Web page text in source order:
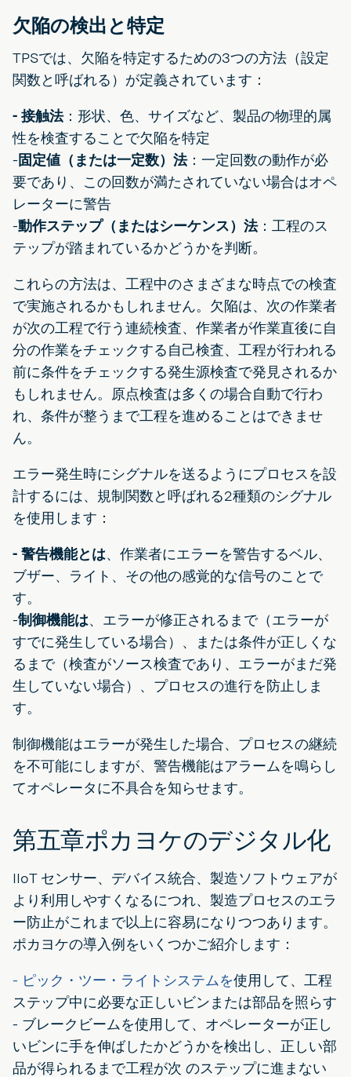
欠陥の検出と特定
TPSでは、欠陥を特定するための3つの方法（設定
関数と呼ばれる）が定義されています：
- 接触法：形状、色、サイズなど、製品の物理的属
性を検査することで欠陥を特定
-固定値（または一定数）法：一定回数の動作が必
要であり、この回数が満たされていない場合はオペ
レーターに警告
-動作ステップ（またはシーケンス）法：工程のス
テップが踏まれているかどうかを判断。
これらの方法は、工程中のさまざまな時点での検査
で実施されるかもしれません。欠陥は、次の作業者
が次の工程で行う連続検査、作業者が作業直後に自
分の作業をチェックする自己検査、工程が行われる
前に条件をチェックする発生源検査で発見されるか
もしれません。原点検査は多くの場合自動で行わ
れ、条件が整うまで工程を進めることはできませ
ん。
エラー発生時にシグナルを送るようにプロセスを設
計するには、規制関数と呼ばれる2種類のシグナル
を使用します：
- 警告機能とは、作業者にエラーを警告するベル、
ブザー、ライト、その他の感覚的な信号のことで
す。
-制御機能は、エラーが修正されるまで（エラーが
すでに発生している場合）、または条件が正しくな
るまで（検査がソース検査であり、エラーがまだ発
生していない場合）、プロセスの進行を防止しま
す。
制御機能はエラーが発生した場合、プロセスの継続
を不可能にしますが、警告機能はアラームを鳴らし
てオペレータに不具合を知らせます。
第五章ポカヨケのデジタル化
IIoT センサー、デバイス統合、製造ソフトウェアが
より利用しやすくなるにつれ、製造プロセスのエラ
ー防止がこれまで以上に容易になりつつあります。
ポカヨケの導入例をいくつかご紹介します：
- ピック・ツー・ライトシステムを使用して、工程
ステップ中に必要な正しいビンまたは部品を照らす
- ブレークビームを使用して、オペレーターが正し
いビンに手を伸ばしたかどうかを検出し、正しい部
品が得られるまで工程が次 のステップに進まない